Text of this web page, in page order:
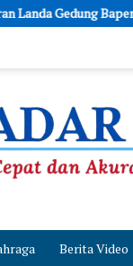
DKI di Abdul
Berita Video